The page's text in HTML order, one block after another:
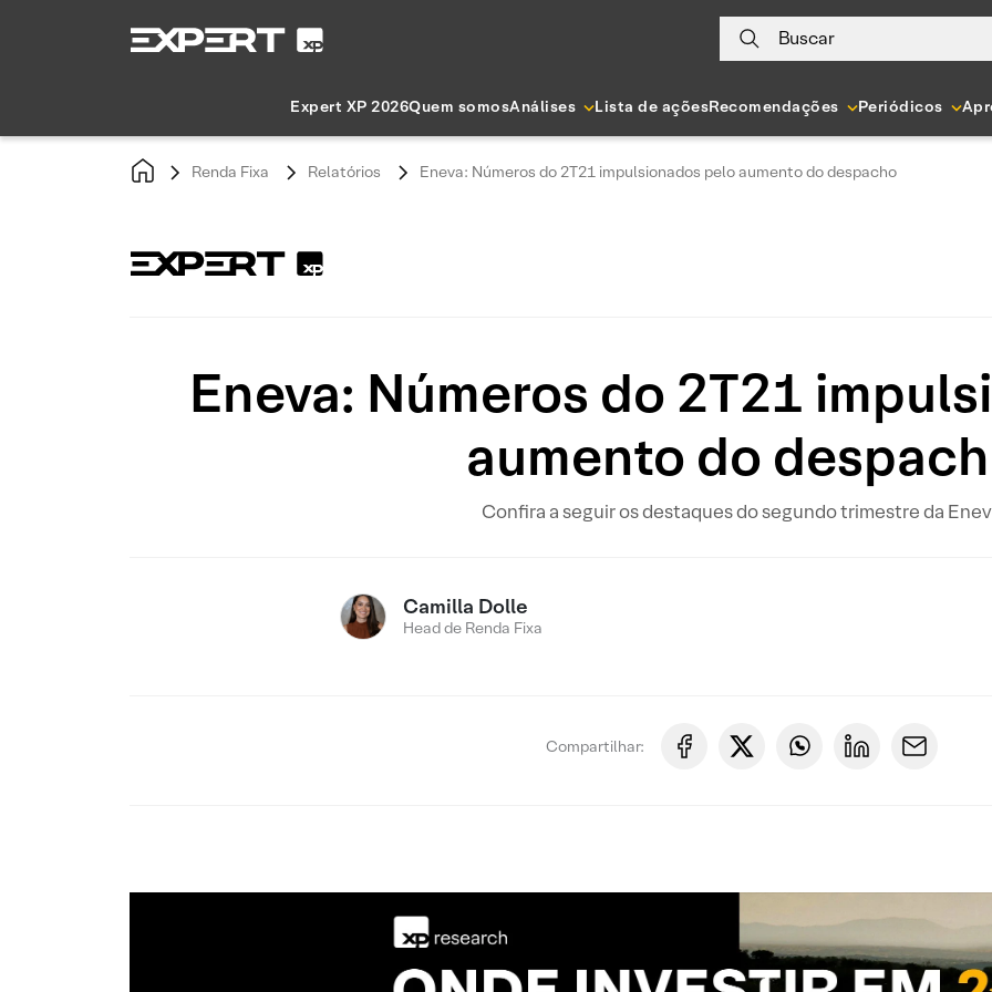
Buscar
Expert XP 2026Quem somosAnálises Lista de açõesRecomendações Periódicos
Renda Fixa Relatórios Eneva: Números do 2T21 impulsionados pelo aumento do despacho
Eneva: Números do 2T21
aumento do
Confira a seguir os destaques do segundo trimestre da
Camilla Dolle
Head de Renda Fixa
Compartilhar: